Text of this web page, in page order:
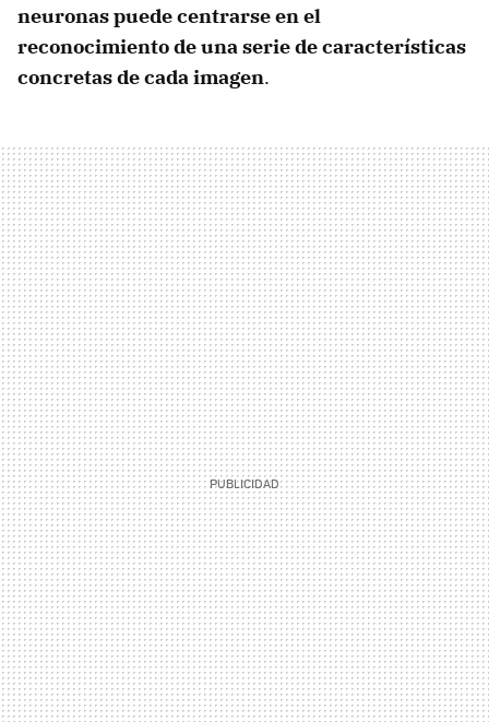
neuronas puede centrarse en el
reconocimiento de una serie de características
concretas de cada imagen.